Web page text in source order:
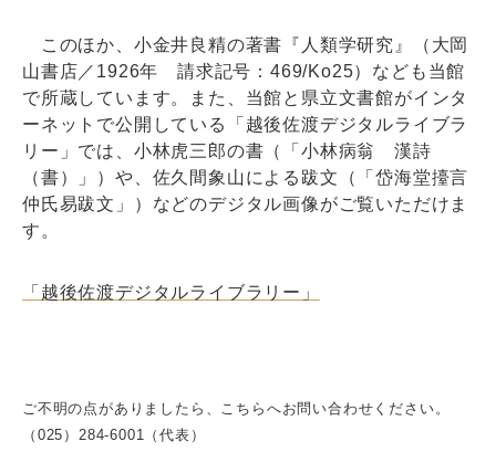
このほか、小金井良精の著書『人類学研究』（大岡
山書店／1926年 請求記号：469/Ko25）なども当館
で所蔵しています。また、当館と県立文書館がインタ
ーネットで公開している「越後佐渡デジタルライブラ
リー」では、小林虎三郎の書（「小林病翁 漢詩
（書）」）や、佐久間象山による跋文（「岱海堂擡言
仲氏易跋文」）などのデジタル画像がご覧いただけま
す。
「越後佐渡デジタルライブラリー」
ご不明の点がありましたら、こちらへお問い合わせください。
（025）284-6001（代表）